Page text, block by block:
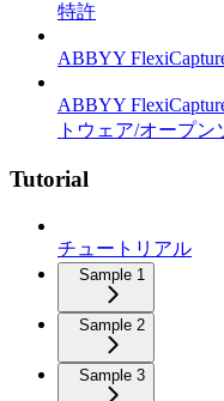
特許
ABBYY
ABBYY
トウェア/オープ
Tutorial
チュートリアル
Sample 1
Sample 2
Sample 3